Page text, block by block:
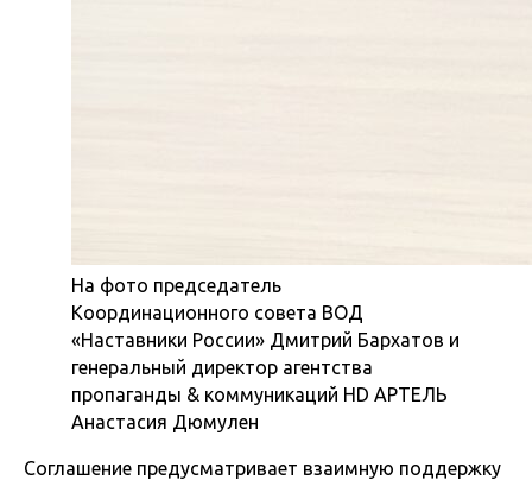
На фото председатель
Координационного совета ВОД
«Наставники России» Дмитрий Бархатов и
генеральный директор агентства
пропаганды & коммуникаций HD АРТЕЛЬ
Анастасия Дюмулен
Соглашение предусматривает взаимную поддержку